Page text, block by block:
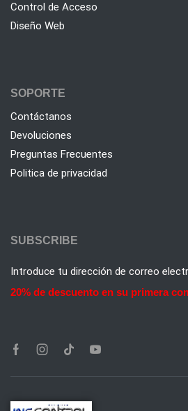
Control de Acceso
Diseño Web
SOPORTE
Contáctanos
Devoluciones
Preguntas Frecuentes
Politica de privacidad
SUBSCRIBE
Introduce tu dirección de correo
20% de descuento en su primera